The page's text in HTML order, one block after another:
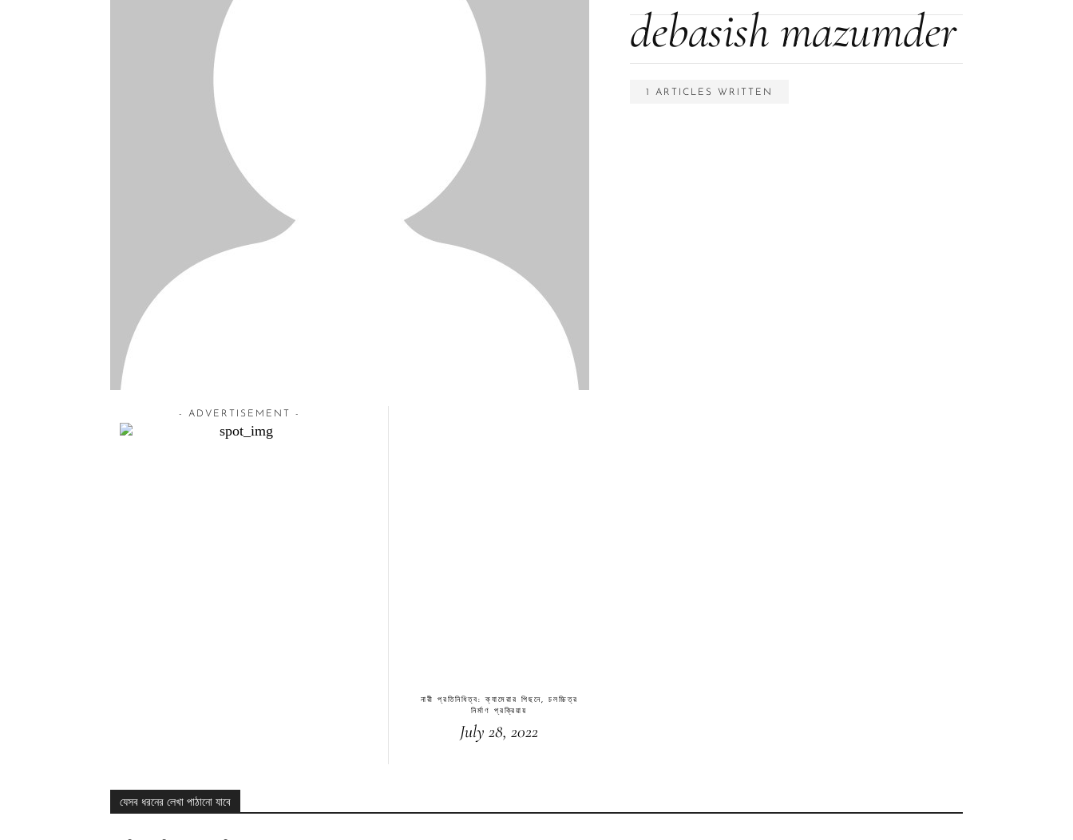
debasish mazumder
1 ARTICLES WRITTEN
- ADVERTISEMENT -
নারী প্রতিনিধিত্ব: ক্যামেরার পিছনে, চলচ্চিত্র
নির্মাণ প্রক্রিয়ায়
July 28, 2022
যেসব ধরনের লেখা পাঠানো যাবে